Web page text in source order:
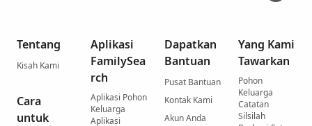
Tentang
Kisah Kami
Cara
untuk
Aplikasi
FamilySea
rch
Aplikasi Pohon
Keluarga
Aplikasi
Dapatkan
Bantuan
Pusat Bantuan
Kontak Kami
Akun Anda
Yang Kami
Tawarkan
Pohon
Keluarga
Catatan
Silsilah